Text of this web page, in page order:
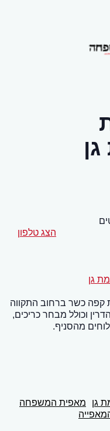
הצג טלפון
גן
כשר ברחוב התקווה
וכולל מבחר כריכים,
מהסניף.
גן
מאפית המשפחה